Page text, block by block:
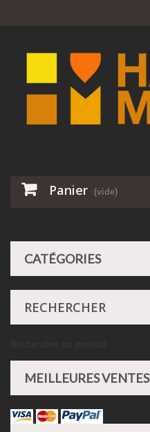
Panier (vide)
CATÉGORIES
RECHERCHER
MEILLEURES VENTES